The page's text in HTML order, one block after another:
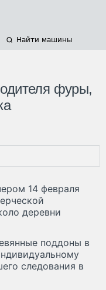
Найти машины
фуры,
14 февраля
деревни
поддоны в
следования в